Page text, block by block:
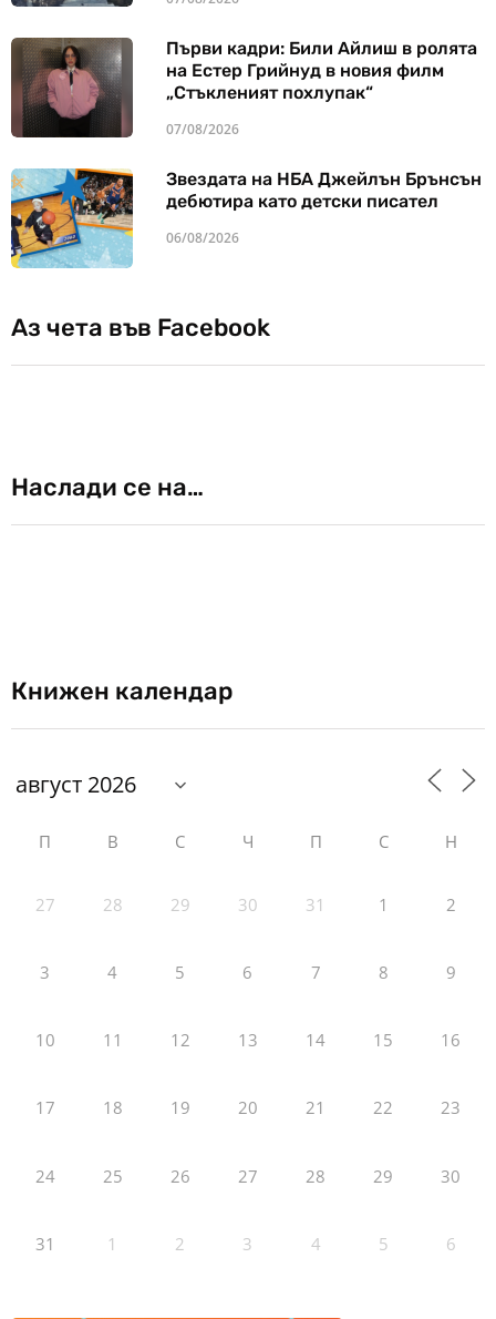
Първи кадри: Били Айлиш в ролята
на Естер Грийнуд в новия филм
„Стъкленият похлупак“
07/08/2026
Звездата на НБА Джейлън Брънсън
дебютира като детски писател
06/08/2026
Аз чета във Facebook
Наслади се на…
Книжен календар
П В С Ч П С Н
27 28 29 30 31 1 2
3 4 5 6 7 8 9
10 11 12 13 14 15 16
17 18 19 20 21 22 23
24 25 26 27 28 29 30
31 1 2 3 4 5 6